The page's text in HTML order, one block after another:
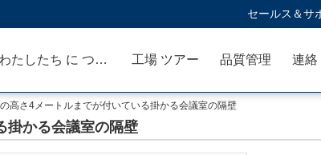
セールス＆サ
わたしたち に つい て 工場 ツアー 品質管理 連絡
高さ4メートルまでが付いている掛かる会議室の隔壁
掛かる会議室の隔壁